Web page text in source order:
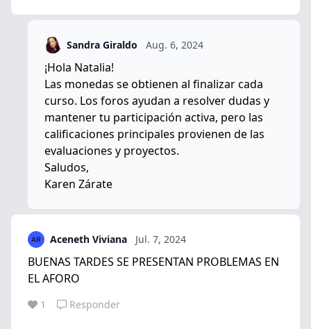
Sandra Giraldo Aug. 6, 2024
¡Hola Natalia!
Las monedas se obtienen al finalizar cada
curso. Los foros ayudan a resolver dudas y
mantener tu participación activa, pero las
calificaciones principales provienen de las
evaluaciones y proyectos.
Saludos,
Karen Zárate
Aceneth Viviana Jul. 7, 2024
BUENAS TARDES SE PRESENTAN PROBLEMAS EN
EL AFORO
1 Responder